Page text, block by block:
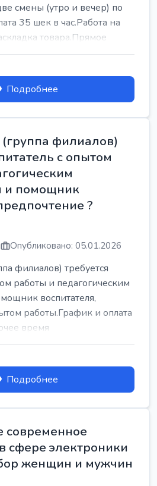
смены (утро и вечер) по
35 шек в час.Работа на
товара.Прямое
Подробнее
филиалов)
с опытом
и помощник
?
Опубликовано: 05.01.2026
филиалов) требуется
работы и педагогическим
воспитателя,
работы.График и оплата
время
Подробнее
современное
сфере электроники
женщин и мужчин